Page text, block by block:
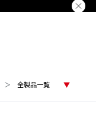
＞ 全製品一覧